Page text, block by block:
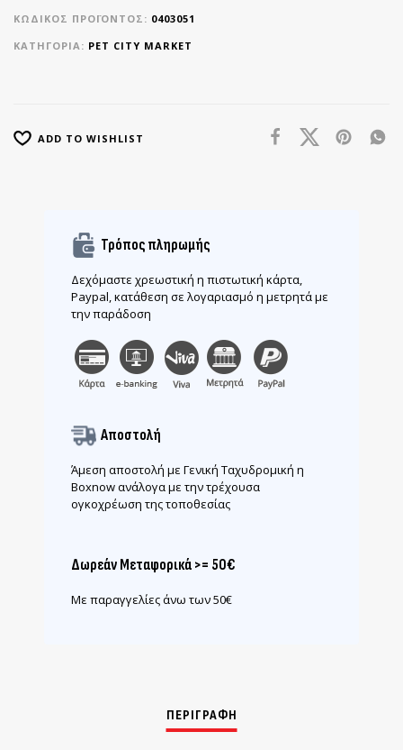
ΚΩΔΙΚΌΣ ΠΡΟΪΌΝΤΟΣ: 0403051
ΚΑΤΗΓΟΡΊΑ: PET CITY MARKET
ADD TO WISHLIST
Τρόπος πληρωμής
Δεχόμαστε χρεωστική η πιστωτική κάρτα,
Paypal, κατάθεση σε λογαριασμό η μετρητά με
την παράδοση
Αποστολή
Άμεση αποστολή με Γενική Ταχυδρομική η
Boxnow ανάλογα με την τρέχουσα
ογκοχρέωση της τοποθεσίας
Δωρεάν Μεταφορικά >= 50€
Με παραγγελίες άνω των 50€